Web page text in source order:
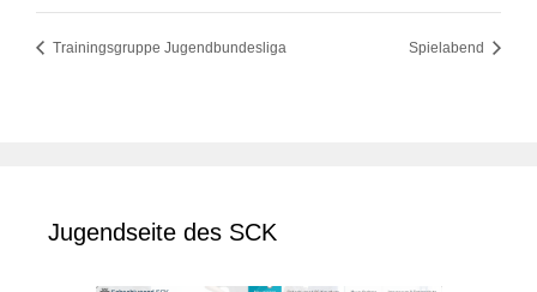
Trainingsgruppe Jugendbundesliga Spielabend
Jugendseite des SCK